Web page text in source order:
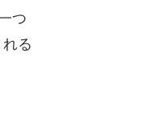
つ
る